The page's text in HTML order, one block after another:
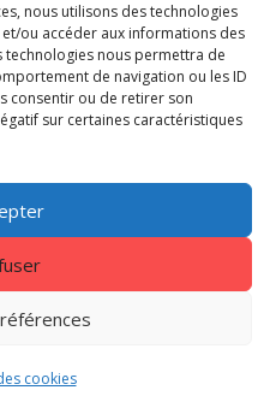
nous utilisons des technologies
ou accéder aux informations des
technologies nous permettra de
de navigation ou les ID
consentir ou de retirer son
sur certaines caractéristiques
cookies
À JOUR
- Politique de confidentialité